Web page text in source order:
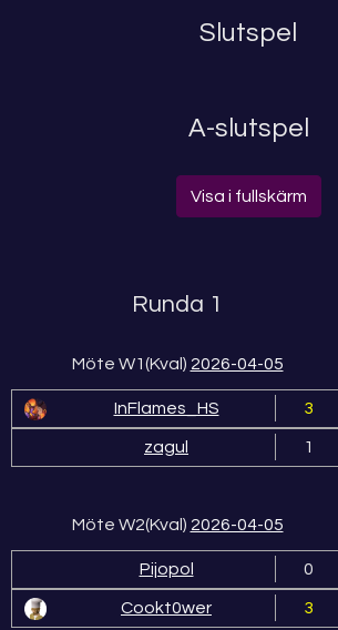
Slutspel
A-slutspel
Visa i fullskärm
Runda 1
Möte W1(Kval) 2026-04-05
InFlames_HS 3
zagul 1
Möte W2(Kval) 2026-04-05
Pijopol 0
Cookt0wer 3